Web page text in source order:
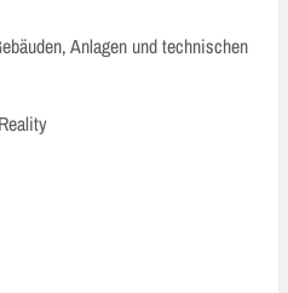
Anlagen und technischen